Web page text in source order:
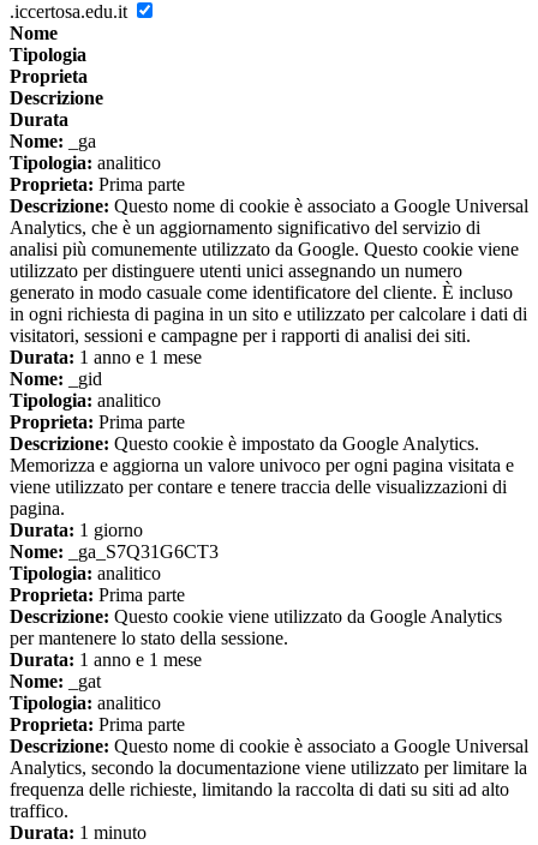
.iccertosa.edu.it
Nome
Tipologia
Proprieta
Descrizione
Durata
Nome: _ga
Tipologia: analitico
Proprieta: Prima parte
Descrizione: Questo nome di cookie è associato a Google Universal
Analytics, che è un aggiornamento significativo del servizio di
analisi più comunemente utilizzato da Google. Questo cookie viene
utilizzato per distinguere utenti unici assegnando un numero
generato in modo casuale come identificatore del cliente. È incluso
in ogni richiesta di pagina in un sito e utilizzato per calcolare i dati di
visitatori, sessioni e campagne per i rapporti di analisi dei siti.
Durata: 1 anno e 1 mese
Nome: _gid
Tipologia: analitico
Proprieta: Prima parte
Descrizione: Questo cookie è impostato da Google Analytics.
Memorizza e aggiorna un valore univoco per ogni pagina visitata e
viene utilizzato per contare e tenere traccia delle visualizzazioni di
pagina.
Durata: 1 giorno
Nome: _ga_S7Q31G6CT3
Tipologia: analitico
Proprieta: Prima parte
Descrizione: Questo cookie viene utilizzato da Google Analytics
per mantenere lo stato della sessione.
Durata: 1 anno e 1 mese
Nome: _gat
Tipologia: analitico
Proprieta: Prima parte
Descrizione: Questo nome di cookie è associato a Google Universal
Analytics, secondo la documentazione viene utilizzato per limitare la
frequenza delle richieste, limitando la raccolta di dati su siti ad alto
traffico.
Durata: 1 minuto